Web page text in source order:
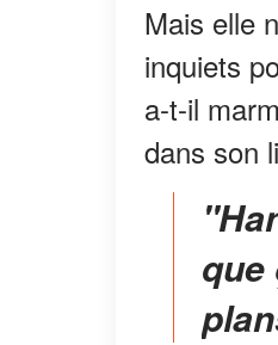
Mais elle
inquiets
a-t-il
dans son
"Hannah, calme-toi. Ce n'est pas grave. C'est juste
que